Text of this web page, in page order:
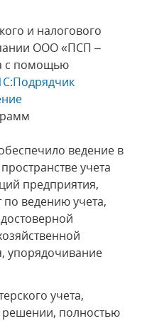
и налогового
ООО «ПСП –
с помощью
ведение в
учета
предприятия,
ведению учета,
упорядочивание
учета,
полностью